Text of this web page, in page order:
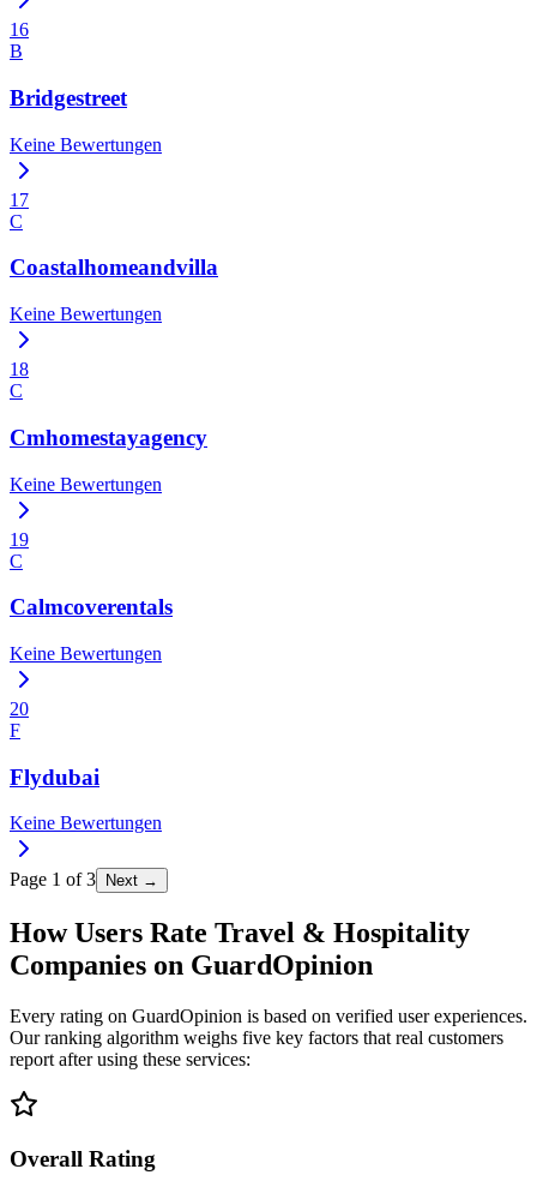
16
B
Bridgestreet
Keine Bewertungen
17
C
Coastalhomeandvilla
Keine Bewertungen
18
C
Cmhomestayagency
Keine Bewertungen
19
C
Calmcoverentals
Keine Bewertungen
20
F
Flydubai
Keine Bewertungen
Page 1 of3 Next →
How Users Rate Travel & Hospitality
Companies on GuardOpinion
Every rating on GuardOpinion is based on verified user experiences.
Our ranking algorithm weighs five key factors that real customers
report after using these services:
Overall Rating